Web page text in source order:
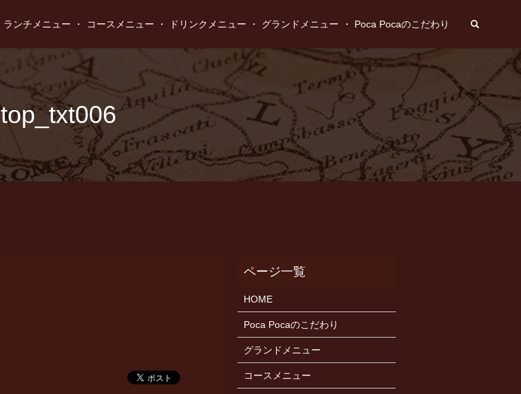
ランチメニュー コースメニュー ドリンクメニュー グランドメニュー Poca Pocaのこだわり
top_txt006
HOME
Poca Pocaのこだわり
グランドメニュー
コースメニュー